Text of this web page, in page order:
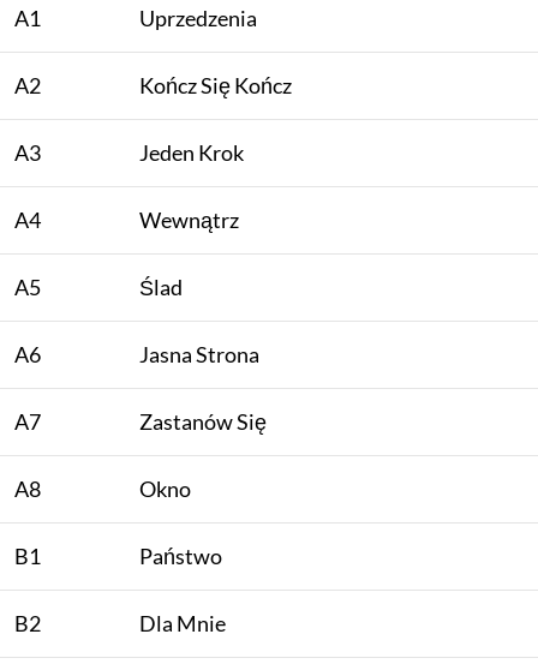
A1 Uprzedzenia
A2 Kończ Się Kończ
A3 Jeden Krok
A4 Wewnątrz
A5 Ślad
A6 Jasna Strona
A7 Zastanów Się
A8 Okno
B1 Państwo
B2 Dla Mnie